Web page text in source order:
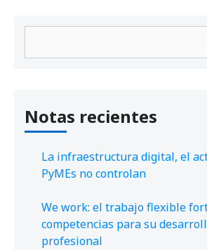
Notas recientes
La infraestructura digital, el
PyMEs no controlan
We work: el trabajo flexible
competencias para su
profesional